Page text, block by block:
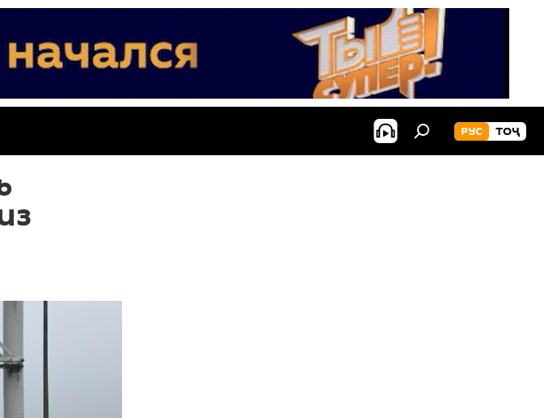
РУС ТОҶ